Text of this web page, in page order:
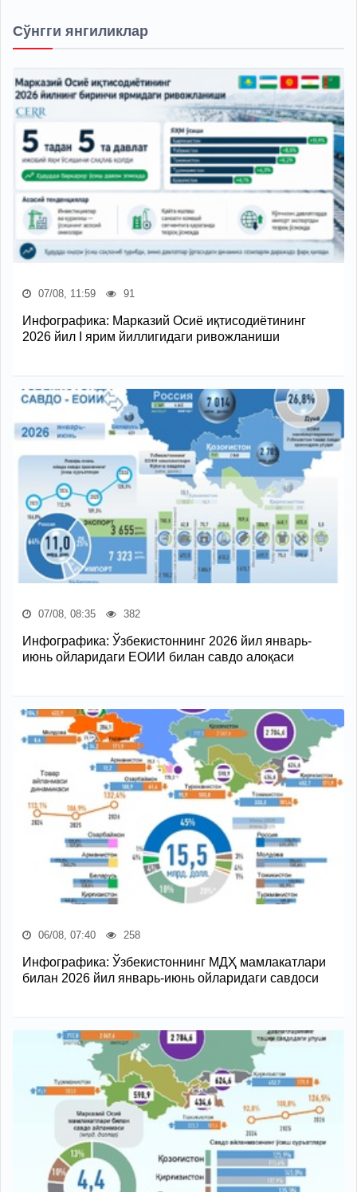
Сўнгги янгиликлар
07/08, 11:59 91
Инфографика: Марказий Осиё иқтисодиётининг
2026 йил I ярим йиллигидаги ривожланиши
07/08, 08:35 382
Инфографика: Ўзбекистоннинг 2026 йил январь-
июнь ойларидаги ЕОИИ билан савдо алоқаси
06/08, 07:40 258
Инфографика: Ўзбекистоннинг МДҲ мамлакатлари
билан 2026 йил январь-июнь ойларидаги савдоси